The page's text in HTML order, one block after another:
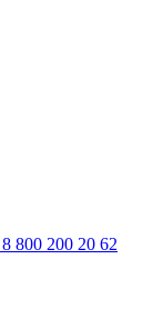
8 800 200 20 62